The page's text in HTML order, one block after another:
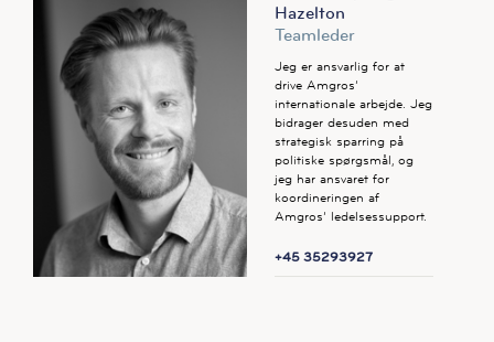
Hazelton
Teamleder
Jeg er ansvarlig for at
drive Amgros’
internationale arbejde. Jeg
bidrager desuden med
strategisk sparring på
politiske spørgsmål, og
jeg har ansvaret for
koordineringen af
Amgros’ ledelsessupport.
+45 35293927